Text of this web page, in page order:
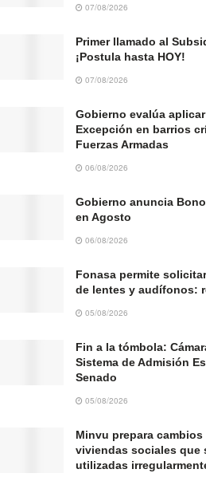
07/08/2026
Primer llamado al
¡Postula hasta HOY!
07/08/2026
Gobierno evalúa
Excepción en barrios
Fuerzas Armadas
06/08/2026
Gobierno anuncia
en Agosto
06/08/2026
Fonasa permite
de lentes y audífonos:
05/08/2026
Fin a la tómbola:
Sistema de Admisión
Senado
05/08/2026
Minvu prepara cambios
viviendas sociales que
utilizadas